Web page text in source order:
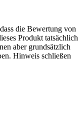
die Bewertung von
Produkt tatsächlich
aber grundsätzlich
Hinweis schließen